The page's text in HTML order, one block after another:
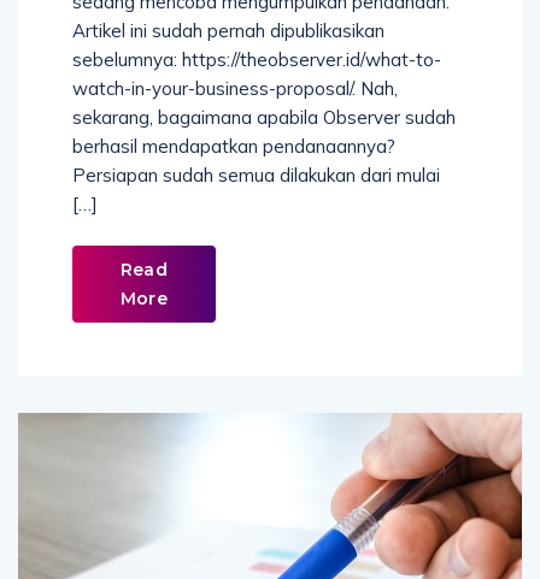
Artikel ini sudah pernah dipublikasikan
sebelumnya: https://theobserver.id/what-to-
watch-in-your-business-proposal/. Nah,
sekarang, bagaimana apabila Observer sudah
berhasil mendapatkan pendanaannya?
Persiapan sudah semua dilakukan dari mulai
[…]
Read
More